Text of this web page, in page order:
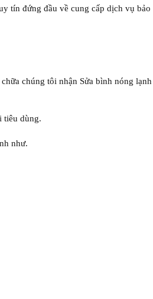
tín đứng đầu về cung cấp dịch vụ
chúng tôi nhận Sửa bình nóng
tiêu dùng.
như.